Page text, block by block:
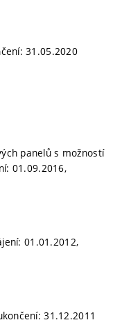
31.05.2020
panelů s možností
01.09.2016,
01.01.2012,
31.12.2011